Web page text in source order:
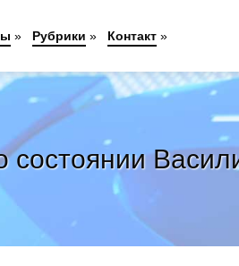
состоянии
» Рубрики » Контакт »